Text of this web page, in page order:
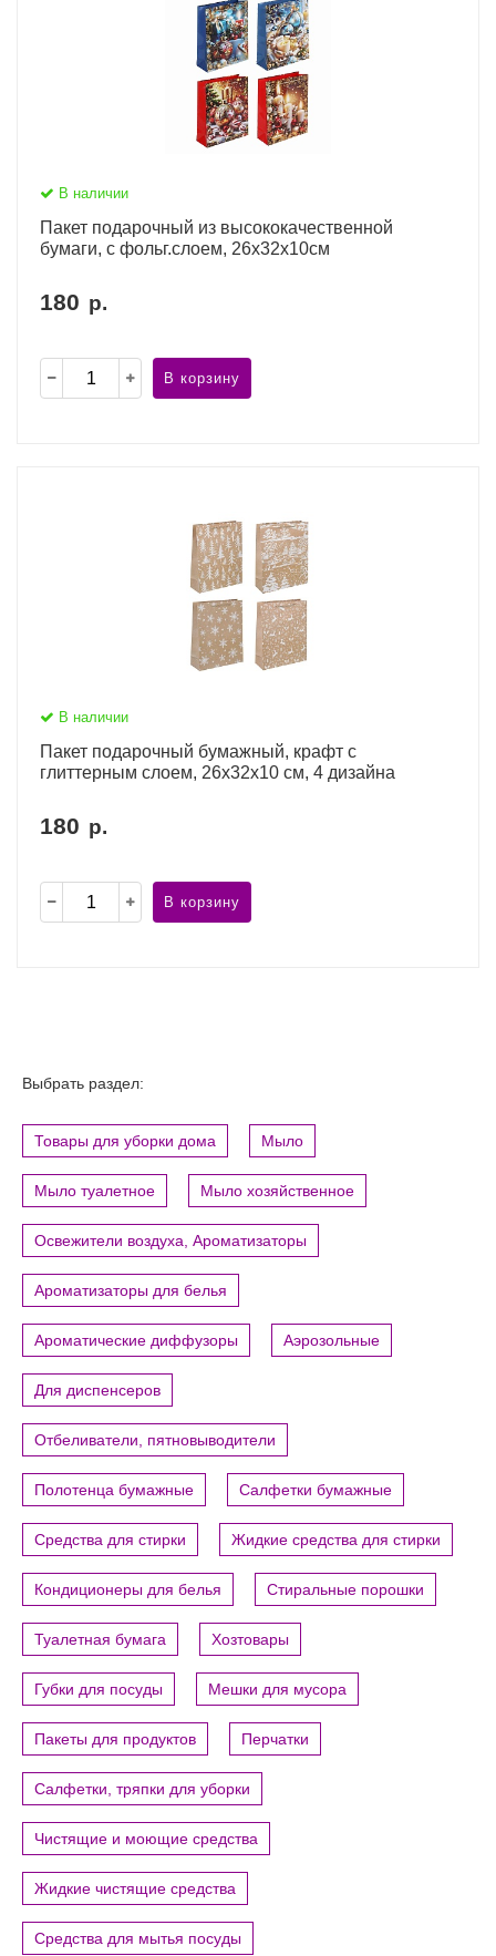
В наличии
Пакет подарочный из высококачественной
бумаги, с фольг.слоем, 26x32x10см
180 р.
В корзину
В наличии
Пакет подарочный бумажный, крафт с
глиттерным слоем, 26x32x10 см, 4 дизайна
180 р.
В корзину
Выбрать раздел:
Товары для уборки дома Мыло
Мыло туалетное Мыло хозяйственное
Освежители воздуха, Ароматизаторы
Ароматизаторы для белья
Ароматические диффузоры Аэрозольные
Для диспенсеров
Отбеливатели, пятновыводители
Полотенца бумажные Салфетки бумажные
Средства для стирки Жидкие средства для стирки
Кондиционеры для белья Стиральные порошки
Туалетная бумага Хозтовары
Губки для посуды Мешки для мусора
Пакеты для продуктов Перчатки
Салфетки, тряпки для уборки
Чистящие и моющие средства
Жидкие чистящие средства
Средства для мытья посуды